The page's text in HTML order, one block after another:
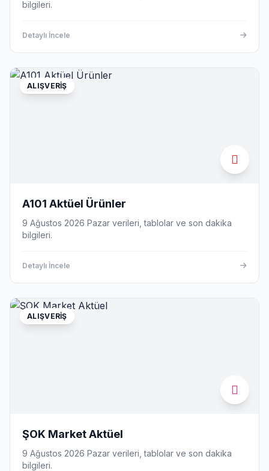
bilgileri.
Detaylı İncele
ALIŞVERIŞ
A101 Aktüel Ürünler
9 Ağustos 2026 Pazar verileri, tablolar ve son dakika
bilgileri.
Detaylı İncele
ALIŞVERIŞ
ŞOK Market Aktüel
9 Ağustos 2026 Pazar verileri, tablolar ve son dakika
bilgileri.